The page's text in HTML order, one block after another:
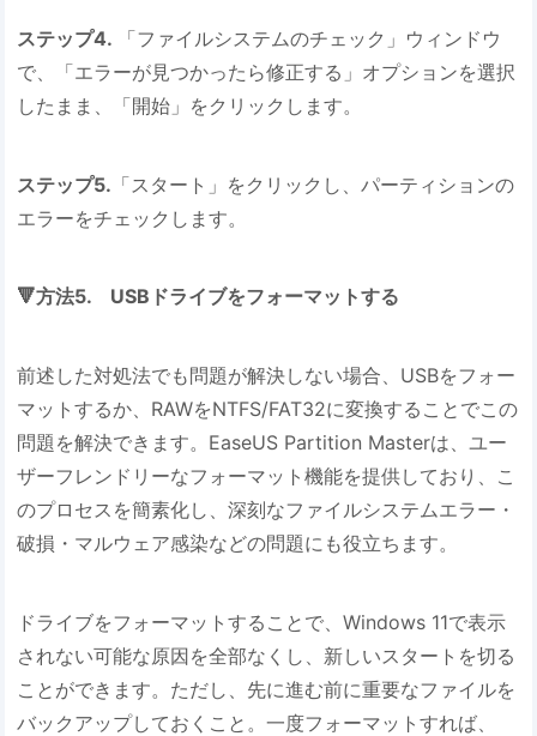
ステップ4.
「ファイルシステムのチェック」ウィンドウ
で、「エラーが見つかったら修正する」オプションを選択
したまま、「開始」をクリックします。
ステップ5. 「スタート」をクリックし、パーティションの
エラーをチェックします。
🔻方法5. USBドライブをフォーマットする
前述した対処法でも問題が解決しない場合、USBをフォー
マットするか、RAWをNTFS/FAT32に変換することでこの
問題を解決できます。EaseUS Partition Masterは、ユー
ザーフレンドリーなフォーマット機能を提供しており、こ
のプロセスを簡素化し、深刻なファイルシステムエラー・
破損・マルウェア感染などの問題にも役立ちます。
ドライブをフォーマットすることで、Windows 11で表示
されない可能な原因を全部なくし、新しいスタートを切る
ことができます。ただし、先に進む前に重要なファイルを
バックアップしておくこと。一度フォーマットすれば、